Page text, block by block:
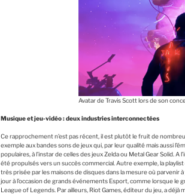
Avatar de Travis Scott lors de son
Musique et jeu-vidéo : deux industries interconnectées
Ce rapprochement n’est pas récent, il est plutôt le fruit de
exemple aux bandes sons de jeux qui, par leur qualité mais aussi
populaires, à l’instar de celles des jeux Zelda ou Metal Gear Solid.
été propulsés vers un succès commercial. Autre exemple, la
très prisée par les maisons de disques dans la mesure où
jour à l’occasion de grands événements Esport, comme lorsque
League of Legends. Par ailleurs, Riot Games, éditeur du jeu, a